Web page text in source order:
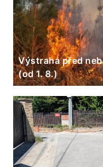
Výstraha před
(od 1. 8.)